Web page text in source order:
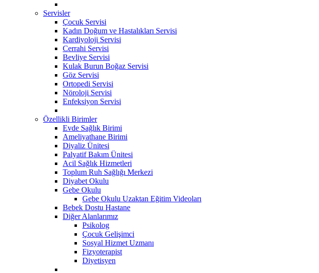
Servisler
Çocuk Servisi
Kadın Doğum ve Hastalıkları Servisi
Kardiyoloji Servisi
Cerrahi Servisi
Bevliye Servisi
Kulak Burun Boğaz Servisi
Göz Servisi
Ortopedi Servisi
Nöroloji Servisi
Enfeksiyon Servisi
Özellikli Birimler
Evde Sağlık Birimi
Ameliyathane Birimi
Diyaliz Ünitesi
Palyatif Bakım Ünitesi
Acil Sağlık Hizmetleri
Toplum Ruh Sağlığı Merkezi
Diyabet Okulu
Gebe Okulu
Gebe Okulu Uzaktan Eğitim Videoları
Bebek Dostu Hastane
Diğer Alanlarımız
Psikolog
Çocuk Gelişimci
Sosyal Hizmet Uzmanı
Fizyoterapist
Diyetisyen